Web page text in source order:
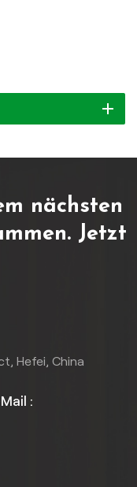
nächsten
Jetzt
Hefei, China
: